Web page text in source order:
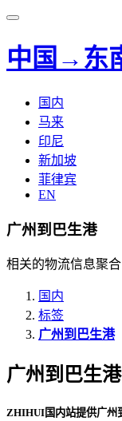
中国→东
国内
马来
印尼
新加坡
菲律宾
EN
广州到巴生港
相关的物流信息聚合
国内
标签
广州到巴生港
广州到巴生港
ZHIHUI国内站提供广州